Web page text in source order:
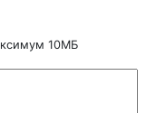
10МБ